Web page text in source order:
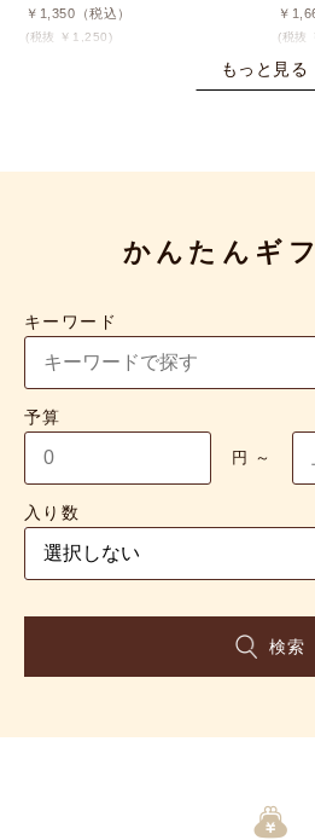
￥1,350（税込）
(税抜 ￥1,250)
￥
(税抜
【工場直送】フィナンシェ･マドレ
ーヌ詰合せ 2種8個入
￥1,485（税込）
(税抜 ￥1,375)
￥
(税
もっと見る
かんたんギ
キーワード
予算
円 ～
入り数
検索